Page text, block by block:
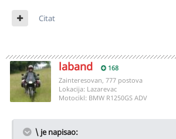
Citat
laband 168
Zainteresovan, 777 postova
Lokacija: Lazarevac
Motocikl: BMW R1250GS ADV
\ je napisao: